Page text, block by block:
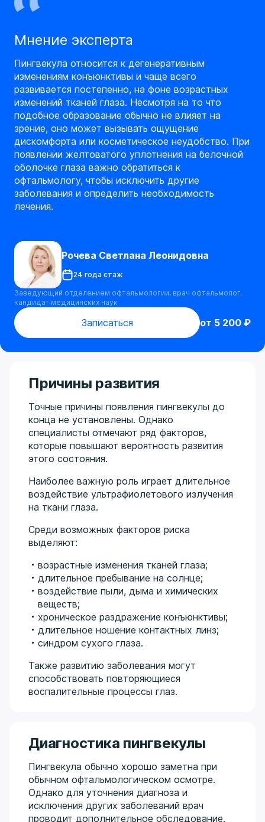
Мнение эксперта
Пингвекула относится к дегенеративным
изменениям конъюнктивы и чаще всего
развивается постепенно, на фоне возрастных
изменений тканей глаза. Несмотря на то что
подобное образование обычно не влияет на
зрение, оно может вызывать ощущение
дискомфорта или косметическое неудобство. При
появлении желтоватого уплотнения на белочной
оболочке глаза важно обратиться к
офтальмологу, чтобы исключить другие
заболевания и определить необходимость
лечения.
Рочева Светлана Леонидовна
24 года стаж
Заведующий отделением офтальмологии, врач офтальмолог,
кандидат медицинских наук
от 5 200 ₽
Записаться
Причины развития
Точные причины появления пингвекулы до
конца не установлены. Однако
специалисты отмечают ряд факторов,
которые повышают вероятность развития
этого состояния.
Наиболее важную роль играет длительное
воздействие ультрафиолетового излучения
на ткани глаза.
Среди возможных факторов риска
выделяют:
возрастные изменения тканей глаза;
длительное пребывание на солнце;
воздействие пыли, дыма и химических
веществ;
хроническое раздражение конъюнктивы;
длительное ношение контактных линз;
синдром сухого глаза.
Также развитию заболевания могут
способствовать повторяющиеся
воспалительные процессы глаз.
Диагностика пингвекулы
Пингвекула обычно хорошо заметна при
обычном офтальмологическом осмотре.
Однако для уточнения диагноза и
исключения других заболеваний врач
проводит дополнительное обследование.